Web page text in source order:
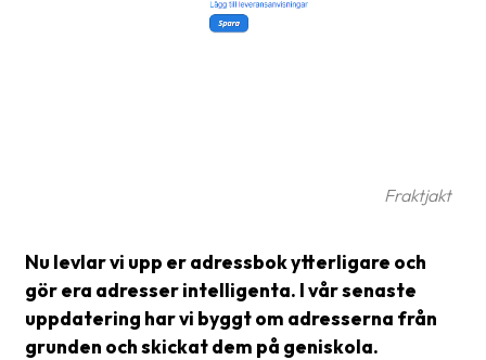
Skrivarinställningar
Streckkodsläsare
Kundtjänst
Fraktjakt
Nu levlar vi upp er adressbok ytterligare och
gör era adresser intelligenta. I vår senaste
uppdatering har vi byggt om adresserna från
grunden och skickat dem på geniskola.